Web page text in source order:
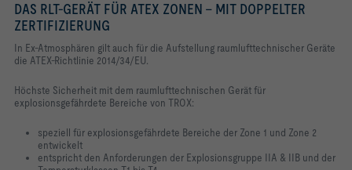
DAS RLT-GERÄT FÜR ATEX ZONEN - MIT DOPPELTER
ZERTIFIZIERUNG
In Ex-Atmosphären gilt auch für die Aufstellung raumlufttechnischer Geräte
die ATEX-Richtlinie 2014/34/EU.
Höchste Sicherheit mit dem raumlufttechnischen Gerät für
explosionsgefährdete Bereiche von TROX:
speziell für explosionsgefährdete Bereiche der Zone 1 und Zone 2
entwickelt
entspricht den Anforderungen der Explosionsgruppe IIA & IIB und der